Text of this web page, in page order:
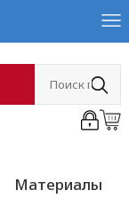
Материалы